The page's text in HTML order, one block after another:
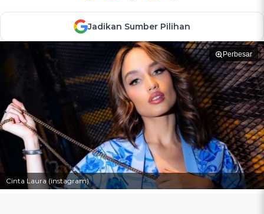
Jadikan Sumber Pilihan
Perbesar
Cinta Laura (instagram)